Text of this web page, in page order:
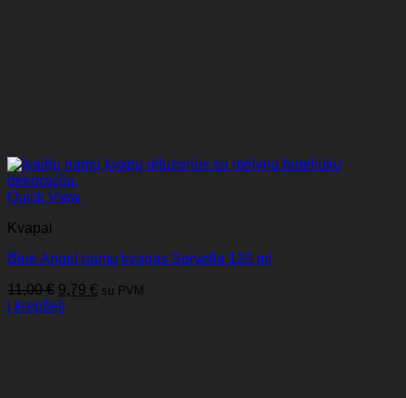
Quick View
Kvapai
Blue Angel namų kvapas Sorvella 120 ml
11,00€ Original
price
9,79 € Current
su PVM
Į krepšelį